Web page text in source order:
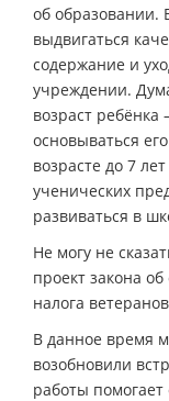
об образовании.
выдвигаться
содержание и
учреждении.
возраст ребёнка
основываться
возрасте до 7
ученических
развиваться в
Не могу не
проект закона
налога
В данное время
возобновили
работы